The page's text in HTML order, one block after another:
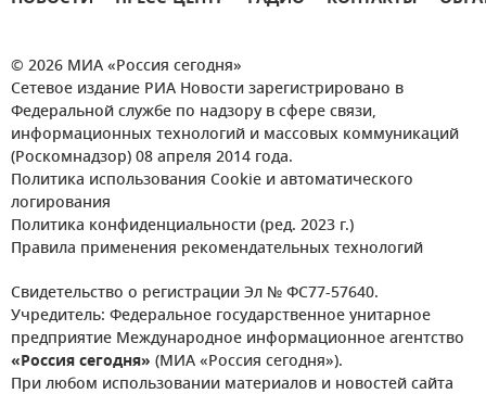
© 2026 МИА «Россия сегодня»
Сетевое издание РИА Новости зарегистрировано в
Федеральной службе по надзору в сфере связи,
информационных технологий и массовых коммуникаций
(Роскомнадзор) 08 апреля 2014 года.
Политика использования Cookie и автоматического
логирования
Политика конфиденциальности (ред. 2023 г.)
Правила применения рекомендательных технологий
Свидетельство о регистрации Эл № ФС77-57640.
Учредитель: Федеральное государственное унитарное
предприятие Международное информационное агентство
«Россия сегодня» (МИА «Россия сегодня»).
При любом использовании материалов и новостей сайта